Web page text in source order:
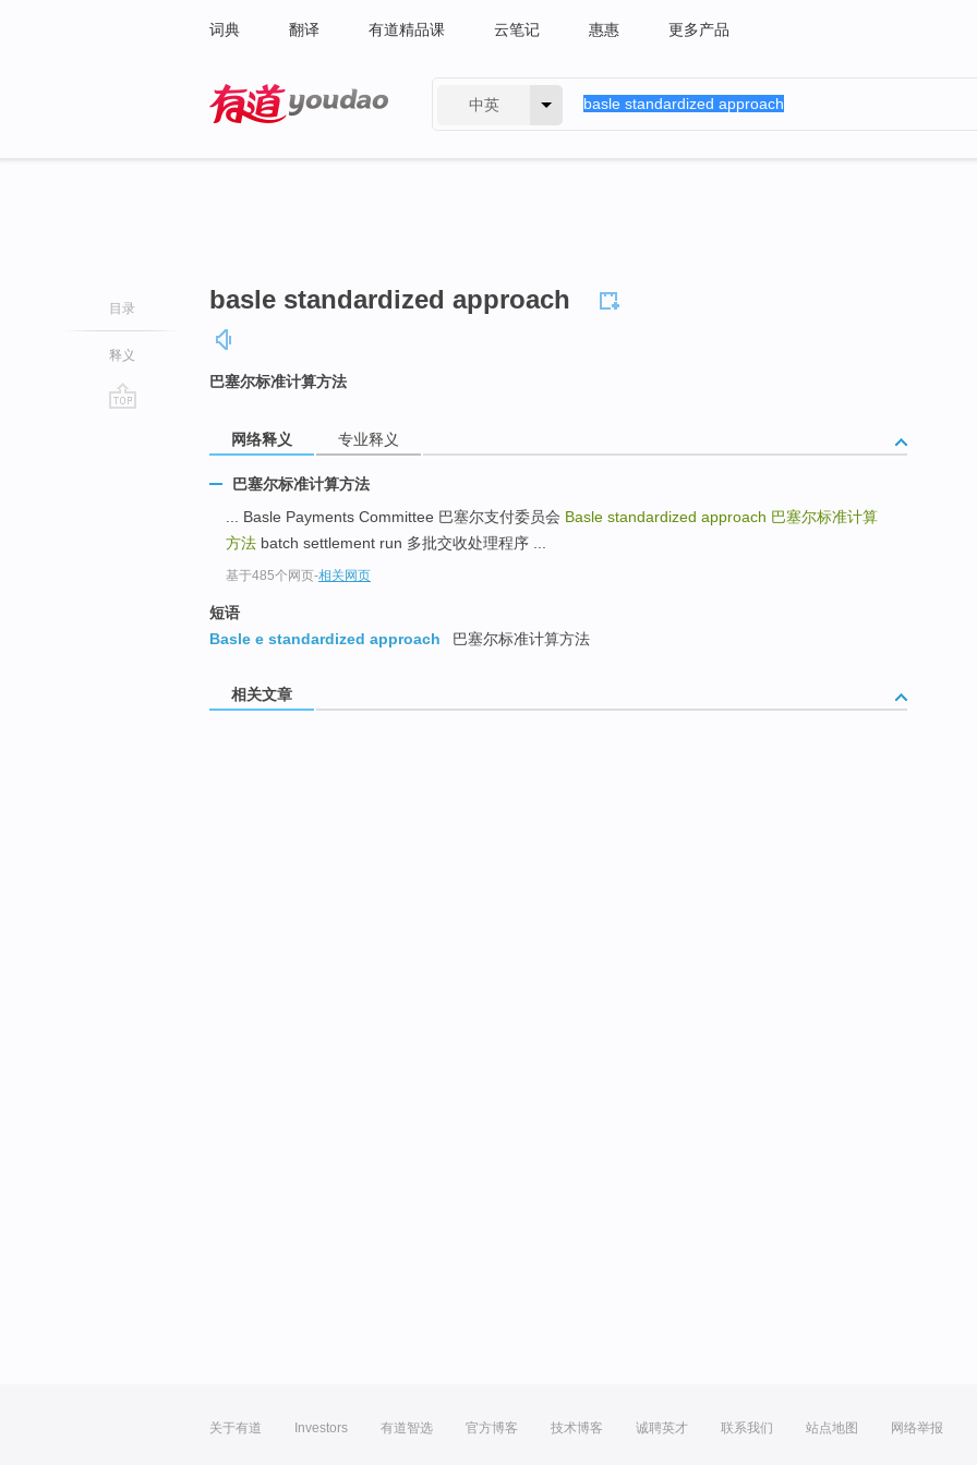
词典 翻译 有道精品课 云笔记 惠惠 更多产品
中英
目录
释义
basle standardized approach
巴塞尔标准计算方法
网络释义 专业释义
巴塞尔标准计算方法
... Basle Payments Committee 巴塞尔支付委员会 Basle standardized approach 巴塞尔标准计算
方法 batch settlement run 多批交收处理程序 ...
基于485个网页-相关网页
短语
Basle e standardized approach
巴塞尔标准计算方法
相关文章
关于有道 Investors 有道智选 官方博客 技术博客 诚聘英才 联系我们 站点地图 网络举报